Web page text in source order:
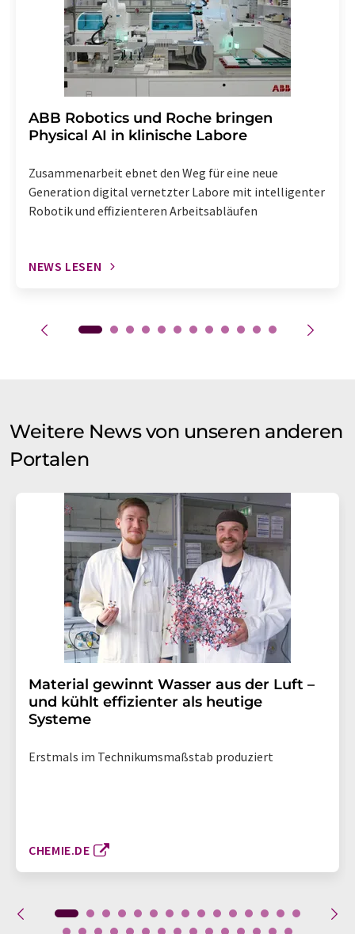
enthalten.
​​​​​​​ABB Robotics und Roche bringen
Physical AI in klinische Labore
Zusammenarbeit ebnet den Weg für eine neue
Generation digital vernetzter Labore mit intelligenter
Robotik und effizienteren Arbeitsabläufen
NEWS LESEN
Weitere News von unseren anderen
Portalen
Material gewinnt Wasser aus der Luft –
und kühlt effizienter als heutige
Systeme
Erstmals im Technikumsmaßstab produziert
CHEMIE.DE